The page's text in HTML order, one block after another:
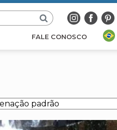
FALE CONOSCO